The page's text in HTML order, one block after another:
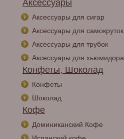
Аксессуары
Аксессуары для сигар
Аксессуары для самокруток
Аксессуары для трубок
Аксессуары для хьюмидора
Конфеты, Шоколад
Конфеты
Шоколад
Кофе
Доминиканский Кофе